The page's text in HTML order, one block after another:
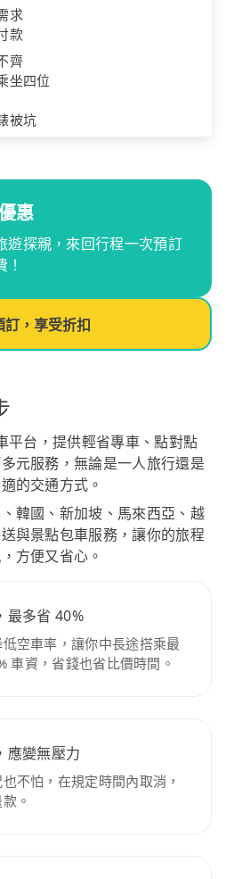
求
款
齊
坐四位
被坑
惠
遊探親，來回行程一次預訂
訂，享受折扣
台，提供輕省專車、點對點
元服務，無論是一人旅行還是
的交通方式。
韓國、新加坡、馬來西亞、越
與景點包車服務，讓你的旅程
方便又省心。
最多省 40%
空車率，讓你中長途搭乘最
車資，省錢也省比價時間。
應變無壓力
不怕，在規定時間內取消，
。